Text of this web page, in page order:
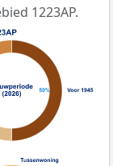
1223AP.